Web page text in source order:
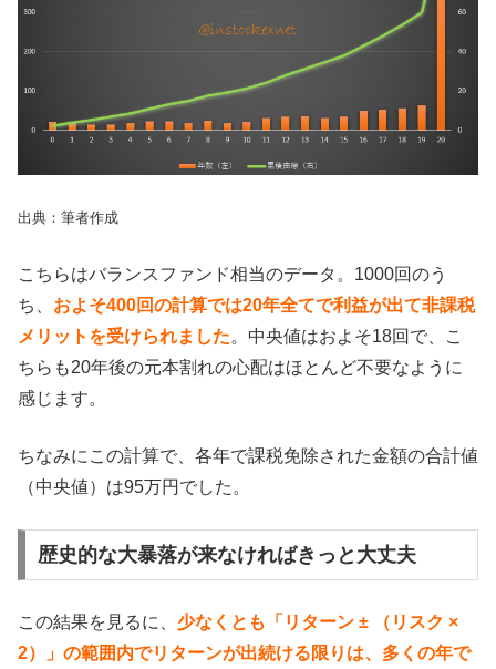
出典：筆者作成
こちらはバランスファンド相当のデータ。1000回のう
ち、 およそ400回の計算では20年全てで利益が出て非課税
メリットを受けられました。中央値はおよそ18回で、こ
ちらも20年後の元本割れの心配はほとんど不要なように
感じます。
ちなみにこの計算で、各年で課税免除された金額の合計値
（中央値）は95万円でした。
歴史的な大暴落が来なければきっと大丈夫
この結果を見るに、 少なくとも「リターン ± （リスク ×
2）」の範囲内でリターンが出続ける限りは、多くの年で